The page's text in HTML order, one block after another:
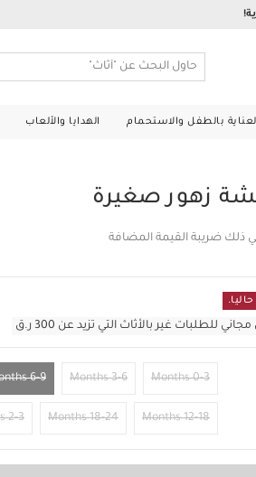
بالطفل والاستحمام الهدايا والألعاب
زهور صغيرة
ذلك ضريبة القيمة المضافة
للطلبات غير بالأثاث التي تزيد عن 300 ر.ق
0-3 Months
3-6 Months
6-9 Months
12-18 Months
18-24 Months
2-3 Years